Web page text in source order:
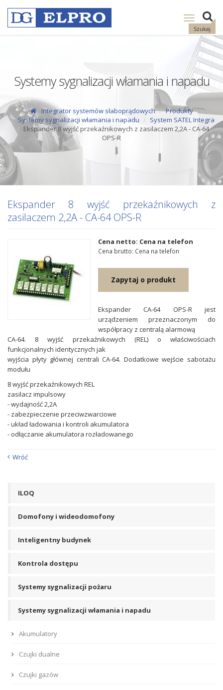
Szukaj
Pokaż
nawigację
Systemy sygnalizacji włamania i napadu
Integrator systemów słaboprądowych
Produkty
Systemy sygnalizacji włamania i napadu
System SATEL Integra
Ekspander 8 wyjść przekaźnikowych z zasilaczem 2,2A - CA-64
OPS-R
Ekspander 8 wyjść przekaźnikowych z
zasilaczem 2,2A - CA-64 OPS-R
Cena netto: Cena na telefon
Cena brutto: Cena na telefon
Zapytaj o produkt
Ekspander CA-64 OPS-R jest
urządzeniem przeznaczonym do
współpracy z centralą alarmową
CA-64. 8 wyjść przekaźnikowych (REL) o właściwościach
funkcjonalnych identycznych jak
wyjścia płyty głównej centrali CA-64. Dodatkowe wejście sabotażu
modułu
8 wyjść przekaźnikowych REL
zasilacz impulsowy
- wydajność 2,2A
- zabezpieczenie przeciwzwarciowe
- układ ładowania i kontroli akumulatora
- odłączanie akumulatora rozładowanego
Wróć
ILOQ
Domofony i wideodomofony
Inteligentny budynek
Kontrola dostępu
Systemy sygnalizacji pożaru
Systemy sygnalizacji włamania i napadu
Akumulatory
Czujki dualne
Czujki gazów